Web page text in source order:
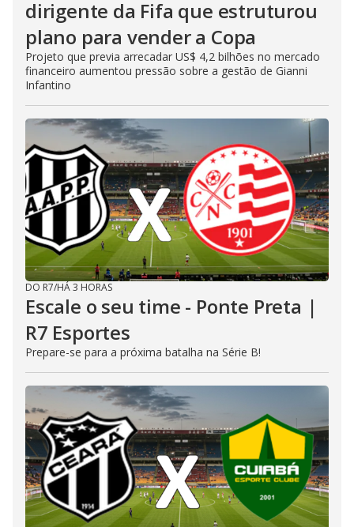
dirigente da Fifa que estruturou
plano para vender a Copa
Projeto que previa arrecadar US$ 4,2 bilhões no mercado
financeiro aumentou pressão sobre a gestão de Gianni
Infantino
DO R7/HÁ 3 HORAS
Escale o seu time - Ponte Preta |
R7 Esportes
Prepare-se para a próxima batalha na Série B!